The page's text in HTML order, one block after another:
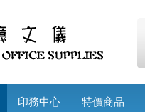
印務中心 特價商品